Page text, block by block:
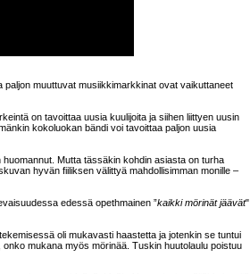
muuttuvat musiikkimarkkinat ovat vaikuttaneet
on tavoittaa uusia kuulijoita ja siihen liittyen uusin
kokoluokan bändi voi tavoittaa paljon uusia
Mutta tässäkin kohdin asiasta on turha
hyvän fiiliksen välittyä mahdollisimman monille –
edessä opethmainen ”kaikki mörinät jäävät"
oli mukavasti haastetta ja jotenkin se tuntui
mukana myös mörinää. Tuskin huutolaulu poistuu